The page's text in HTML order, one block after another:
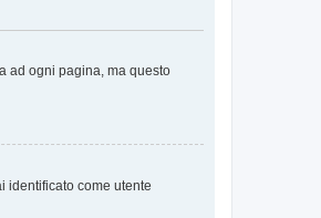
ad ogni pagina, ma questo
identificato come utente